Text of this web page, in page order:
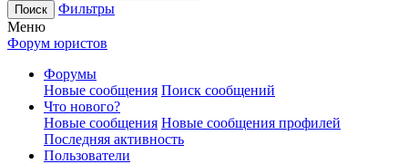
Поиск
Фильтры
Меню
Форум юристов
Форумы
Новые сообщения Поиск сообщений
Что нового?
Новые сообщения Новые сообщения профилей
Последняя активность
Пользователи